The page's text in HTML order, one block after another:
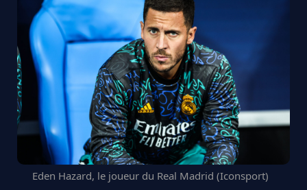
Eden Hazard, le joueur du Real Madrid (Iconsport)